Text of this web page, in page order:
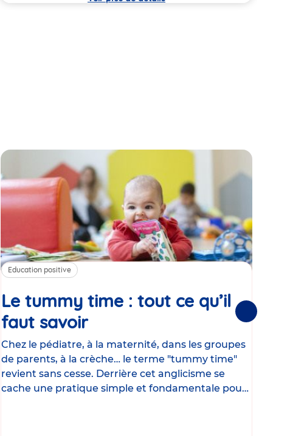
Education positive
Le tummy time : tout ce qu’il
faut savoirArticle
Chez le pédiatre, à la maternité, dans les groupes
de parents, à la crèche… le terme "tummy time"
revient sans cesse. Derrière cet anglicisme se
cache une pratique simple et fondamentale pour
Suivantes